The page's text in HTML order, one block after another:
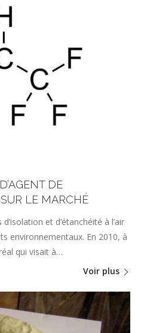
DE
LE MARCHÉ
et d’étanchéité à l’air
environnementaux. En 2010, à
qui visait à…
Voir plus